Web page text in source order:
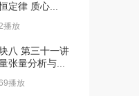
05:33
06:24
定律 质心...
播放
八 第三十一讲
张量分析与...
播放